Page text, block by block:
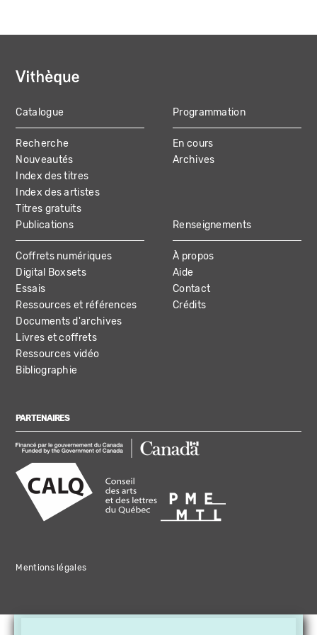
MAIN
NAVIGATION
Catalogue
Recherche
Nouveautés
Index des titres
Index des artistes
Titres gratuits
Programmation
En cours
Archives
Publications
Coffrets numériques
Digital Boxsets
Essais
Ressources et références
Documents d'archives
Livres et coffrets
Ressources vidéo
Bibliographie
Renseignements
À propos
Aide
Contact
Crédits
PARTENAIRES
Mentions légales